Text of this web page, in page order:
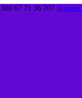
67 71 36 707